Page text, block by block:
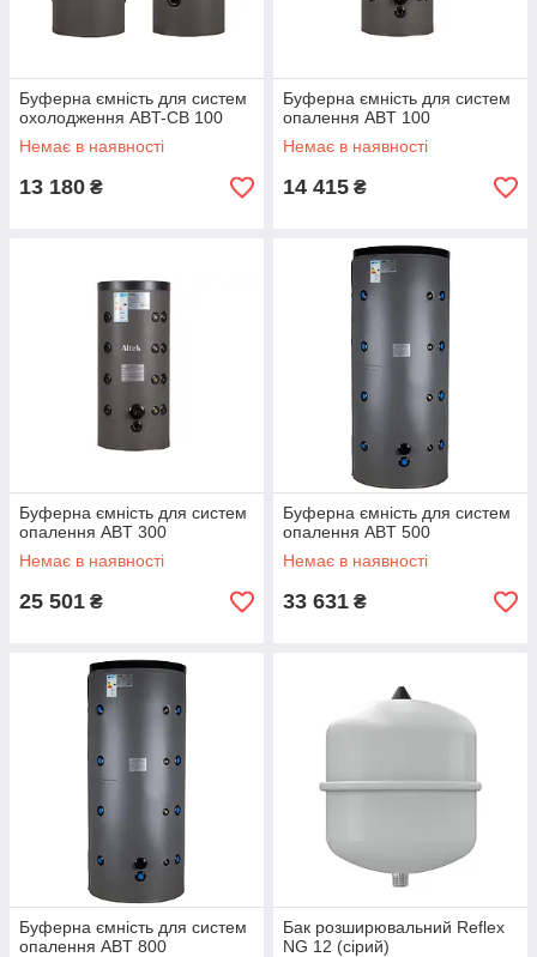
Буферна ємність для систем
охолодження ABT-CB 100
Немає в наявності
13 180 ₴
Буферна ємність для систем
опалення ABT 100
Немає в наявності
14 415 ₴
Буферна ємність для систем
опалення ABT 300
Немає в наявності
25 501 ₴
Буферна ємність для систем
опалення ABT 500
Немає в наявності
33 631 ₴
Буферна ємність для систем
опалення ABT 800
Бак розширювальний Reflex
NG 12 (сірий)